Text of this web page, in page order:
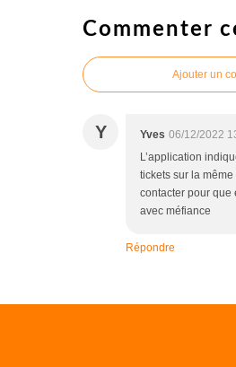
Commenter
Ajouter un
Y Yves 06/12/2022
L’application
tickets sur la
contacter pour que
avec méfiance
Répondre